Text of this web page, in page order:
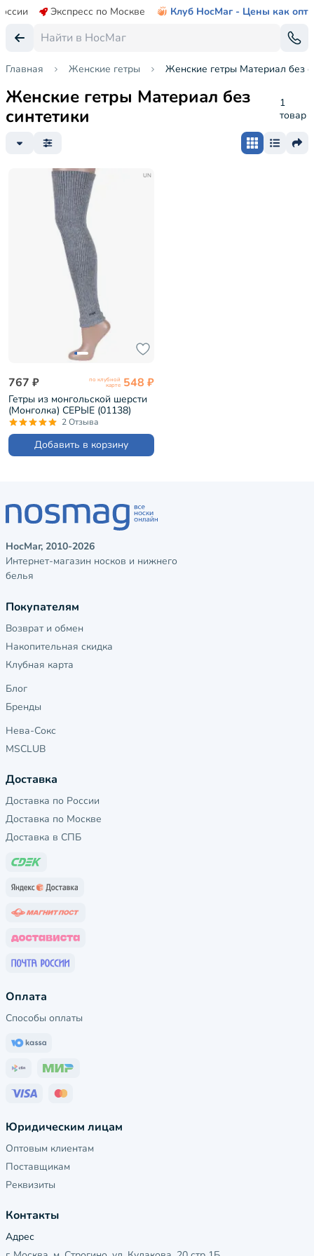
Экспресс по Москве Клуб НосМаг - Цены как опт
Главная Женские гетры Женские гетры Материал без
Женские гетры Материал без
синтетики
1
товар
UN
767 ₽ по клубной
карте 548 ₽
Гетры из монгольской шерсти
(Монголка) СЕРЫЕ (01138)
2 Отзыва
Добавить в корзину
НосМаг, 2010-2026
Интернет-магазин носков и нижнего
белья
Покупателям
Возврат и обмен
Накопительная скидка
Клубная карта
Блог
Бренды
Нева-Сокс
MSCLUB
Доставка
Доставка по России
Доставка по Москве
Доставка в СПБ
Оплата
Способы оплаты
Юридическим лицам
Оптовым клиентам
Поставщикам
Реквизиты
Контакты
Адрес